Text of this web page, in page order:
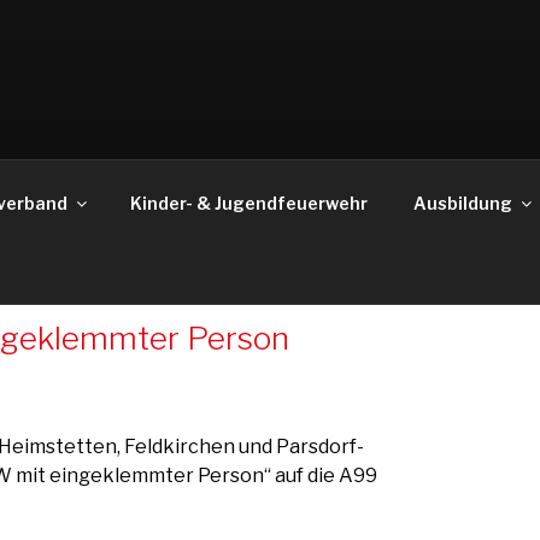
Kinder- & Jugendfeuerwehr Ausbildung
Person
Feldkirchen und Parsdorf-
mit eingeklemmter Person“ auf die A99